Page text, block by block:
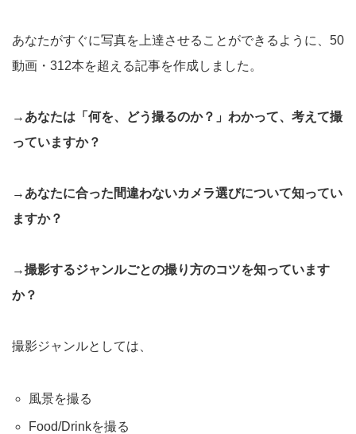
あなたがすぐに写真を上達させることができるように、50
動画・312本を超える記事を作成しました。
→あなたは「何を、どう撮るのか？」わかって、考えて撮
っていますか？
→あなたに合った間違わないカメラ選びについて知ってい
ますか？
→撮影するジャンルごとの撮り方のコツを知っています
か？
撮影ジャンルとしては、
風景を撮る
Food/Drinkを撮る